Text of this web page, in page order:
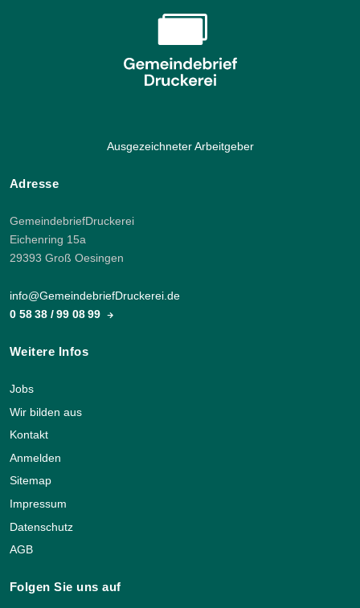
Ausgezeichneter Arbeitgeber
Adresse
GemeindebriefDruckerei
Eichenring 15a
29393 Groß Oesingen
info@GemeindebriefDruckerei.de
0 58 38 / 99 08 99
Weitere Infos
Jobs
Wir bilden aus
Kontakt
Anmelden
Sitemap
Impressum
Datenschutz
AGB
Folgen Sie uns auf